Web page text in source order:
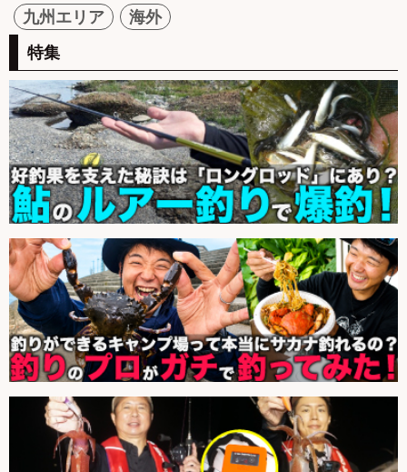
九州エリア
海外
特集